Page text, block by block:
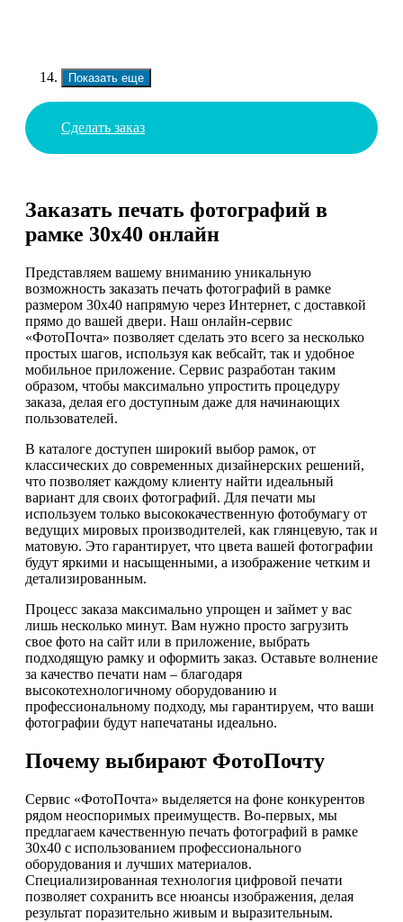
Показать еще
Сделать заказ
Заказать печать фотографий в
рамке 30х40 онлайн
Представляем вашему вниманию уникальную
возможность заказать печать фотографий в рамке
размером 30х40 напрямую через Интернет, с доставкой
прямо до вашей двери. Наш онлайн-сервис
«ФотоПочта» позволяет сделать это всего за несколько
простых шагов, используя как вебсайт, так и удобное
мобильное приложение. Сервис разработан таким
образом, чтобы максимально упростить процедуру
заказа, делая его доступным даже для начинающих
пользователей.
В каталоге доступен широкий выбор рамок, от
классических до современных дизайнерских решений,
что позволяет каждому клиенту найти идеальный
вариант для своих фотографий. Для печати мы
используем только высококачественную фотобумагу от
ведущих мировых производителей, как глянцевую, так и
матовую. Это гарантирует, что цвета вашей фотографии
будут яркими и насыщенными, а изображение четким и
детализированным.
Процесс заказа максимально упрощен и займет у вас
лишь несколько минут. Вам нужно просто загрузить
свое фото на сайт или в приложение, выбрать
подходящую рамку и оформить заказ. Оставьте волнение
за качество печати нам – благодаря
высокотехнологичному оборудованию и
профессиональному подходу, мы гарантируем, что ваши
фотографии будут напечатаны идеально.
Почему выбирают ФотоПочту
Сервис «ФотоПочта» выделяется на фоне конкурентов
рядом неоспоримых преимуществ. Во-первых, мы
предлагаем качественную печать фотографий в рамке
30х40 с использованием профессионального
оборудования и лучших материалов.
Специализированная технология цифровой печати
позволяет сохранить все нюансы изображения, делая
результат поразительно живым и выразительным.